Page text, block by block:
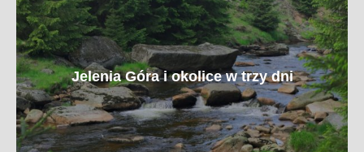
Jelenia Góra i okolice w trzy dni